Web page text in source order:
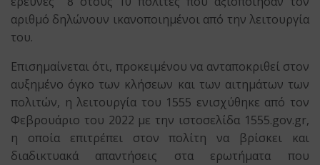
αριθμό δηλώνουν ικανοποιημένοι από την λειτουργία
του.
Επισημαίνεται ότι, προκειμένου να ανταποκριθεί στον
αυξημένο όγκο των κλήσεων και των αιτημάτων των
πολιτών, η λειτουργία του 1555 ενισχύθηκε από τον
Φεβρουάριο του 2022 με την ιστοσελίδα 1555.gov.gr,
η οποία επιτρέπει στον πολίτη να βρίσκει και
διαδικτυακά απαντήσεις στα ερωτήματα που